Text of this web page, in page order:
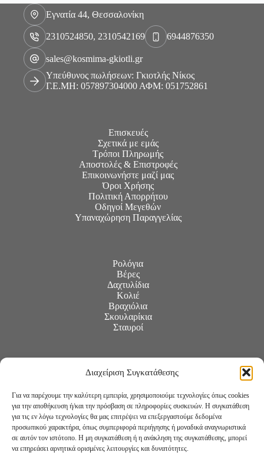
Διαχείριση Συγκατάθεσης
Για να παρέχουμε την καλύτερη εμπειρία, χρησιμοποιούμε τεχνολογίες όπως cookies
για την αποθήκευση ή/και την πρόσβαση σε πληροφορίες συσκευών. Η συγκατάθεση
για τις εν λόγω τεχνολογίες θα μας επιτρέψει να επεξεργαστούμε δεδομένα
προσωπικού χαρακτήρα, όπως συμπεριφορά περιήγησης ή μοναδικά αναγνωριστικά
σε αυτόν τον ιστότοπο. Η μη συγκατάθεση ή η ανάκληση της συγκατάθεσης, μπορεί
να επηρεάσει αρνητικά ορισμένες λειτουργίες και δυνατότητες.
Εγνατία 44, Θεσσαλονίκη
2310524850, 2310542169 6944876350
sales@kosmima-gkiotli.gr
Υπεύθυνος πωλήσεων: Γκιοτλής Νίκος
Γ.Ε.ΜΗ: 057897304000 ΑΦΜ: 051752861
Επισκευές
Σχετικά με εμάς
Τρόποι Πληρωμής
Αποστολές & Επιστροφές
Επικοινωνήστε μαζί μας
Όροι Χρήσης
Πολιτική Απορρήτου
Οδηγοί Μεγεθών
Υπαναχώρηση Παραγγελίας
Ρολόγια
Βέρες
Δαχτυλίδια
Κολιέ
Βραχιόλια
Σκουλαρίκια
Σταυροί